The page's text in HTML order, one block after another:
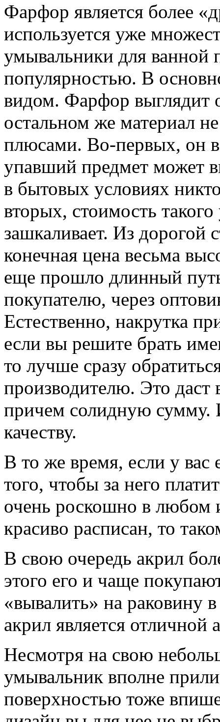
Фарфор является более
используется уже
умывальники для ванной
популярностью. В
видом. Фарфор выглядит
остальном же материал
плюсами. Во-первых, он
упавший предмет может
в бытовых условиях
вторых, стоимость
зашкаливает. Из дорогой
конечная цена весьма
еще прошло длинный
покупателю, через
Естественно, накрутка
если вы решите брать
то лучше сразу
производителю. Это даст
причем солидную сумму.
качеству.
В то же время, если у
того, чтобы за него
очень роскошно в любом
красиво расписан, то
В свою очередь акрил
этого его и чаще
«вывалить» на раковину
акрил является отличной
Несмотря на свою
умывальник вполне
поверхностью тоже